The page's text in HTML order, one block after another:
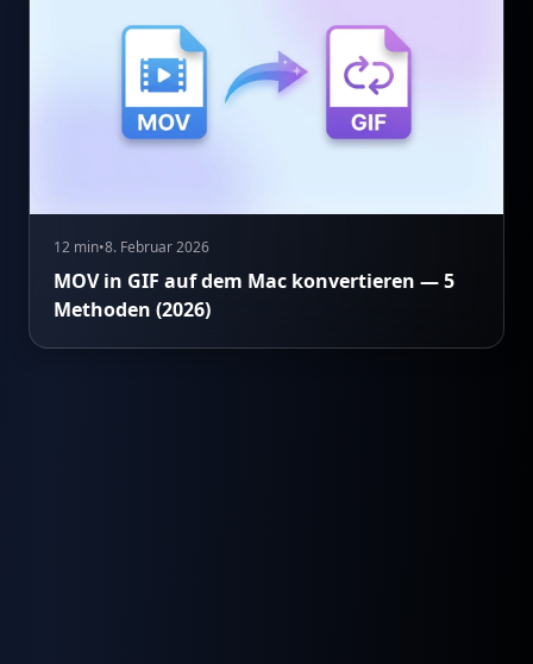
12 min•8. Februar 2026
MOV in GIF auf dem Mac konvertieren — 5
Methoden (2026)